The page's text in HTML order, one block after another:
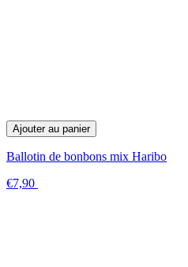
Ajouter au panier
Ballotin de bonbons mix Haribo
€7,90